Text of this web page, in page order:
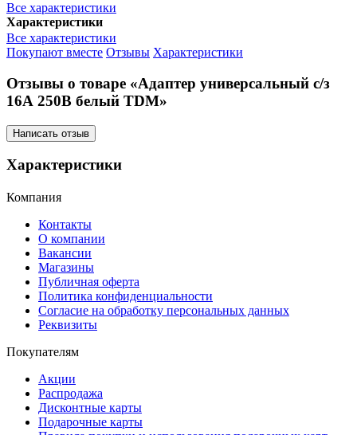
Все характеристики
Характеристики
Все характеристики
Покупают вместе Отзывы Характеристики
Отзывы о товаре «Адаптер универсальный с/з
16А 250В белый TDM»
Написать отзыв
Характеристики
Компания
Контакты
О компании
Вакансии
Магазины
Публичная оферта
Политика конфиденциальности
Согласие на обработку персональных данных
Реквизиты
Покупателям
Акции
Распродажа
Дисконтные карты
Подарочные карты